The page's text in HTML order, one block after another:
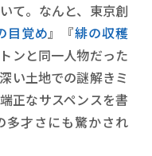
て。なんと、東京創
目覚め』『緋の収穫
ンと同一人物だった
い土地での謎解きミ
正なサスペンスを書
多才さにも驚かされ